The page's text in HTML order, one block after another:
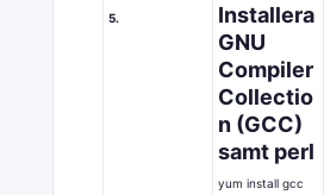
5.
Installera
GNU
Compiler
Collectio
n (GCC)
samt perl
yum install gcc